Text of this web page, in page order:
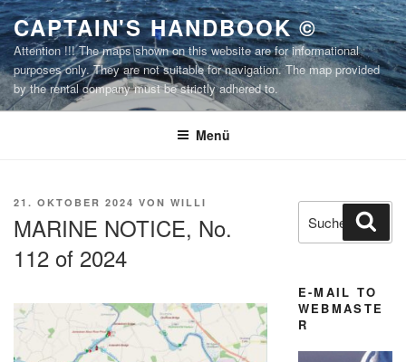
Zum
Inhalt
springen
CAPTAIN'S HANDBOOK ©
Attention !!! The maps shown on this website are for informational
purposes only. They are not suitable for navigation. The map provided
by the rental company must be strictly adhered to.
Menü
VERÖFFENTLICHT
21. OKTOBER 2024 VON WILLI
MARINE NOTICE, No.
112 of 2024
Suchen
nach:
E-MAIL TO
WEBMASTE
R